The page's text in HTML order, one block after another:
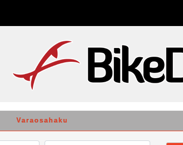
Varaosahaku